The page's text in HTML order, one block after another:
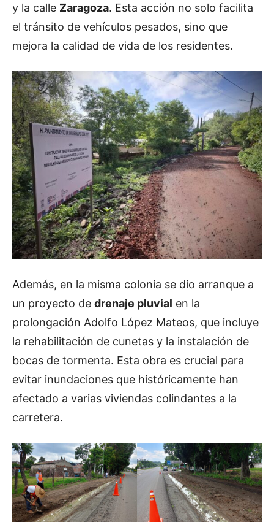
y la calle Zaragoza. Esta acción no solo facilita
el tránsito de vehículos pesados, sino que
mejora la calidad de vida de los residentes.
Además, en la misma colonia se dio arranque a
un proyecto de drenaje pluvial en la
prolongación Adolfo López Mateos, que incluye
la rehabilitación de cunetas y la instalación de
bocas de tormenta. Esta obra es crucial para
evitar inundaciones que históricamente han
afectado a varias viviendas colindantes a la
carretera.